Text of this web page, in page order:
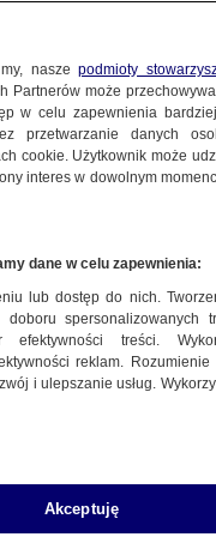
Są nowe
my, naszepodmioty
Partnerów może
w celu zapewnienia
przetwarzanie danych
cookie. Użytkownik może
interes w dowolnym
dane w celu zapewnienia:
lub dostęp do nich.
spersonalizowanych
efektywności treści.
reklam.
i ulepszanie usług.
Akceptuję